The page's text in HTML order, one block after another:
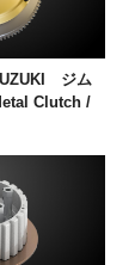
ジム
Clutch /